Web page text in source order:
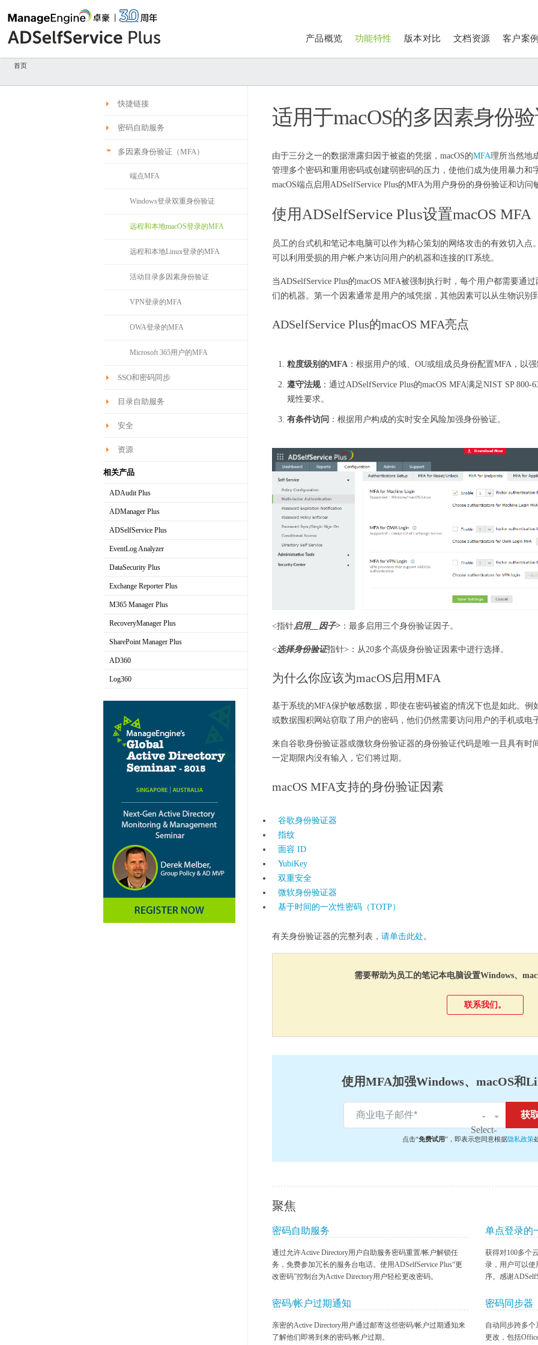
产品概览 功能特性 版本对比 文档资源 客户案例
首页
快捷链接
密码自助服务
多因素身份验证（MFA）
端点MFA
Windows登录双重身份验证
远程和本地macOS登录的MFA
远程和本地Linux登录的MFA
活动目录多因素身份验证
VPN登录的MFA
OWA登录的MFA
Microsoft 365用户的MFA
SSO和密码同步
目录自助服务
安全
资源
相关产品
ADAudit Plus
ADManager Plus
ADSelfService Plus
EventLog Analyzer
DataSecurity Plus
Exchange Reporter Plus
M365 Manager Plus
RecoveryManager Plus
SharePoint Manager Plus
AD360
Log360
适用于macOS的多因素身份验
由于三分之一的数据泄露归因于被盗的凭据，macOS的MFA理所当然地
管理多个密码和重用密码或创建弱密码的压力，使他们成为使用暴力和
macOS端点启用ADSelfService Plus的MFA为用户身份的身份验证和访
使用ADSelfService Plus设置macOS MFA
员工的台式机和笔记本电脑可以作为精心策划的网络攻击的有效切入
可以利用受损的用户帐户来访问用户的机器和连接的IT系统。
当ADSelfService Plus的macOS MFA被强制执行时，每个用户都需要通
们的机器。第一个因素通常是用户的域凭据，其他因素可以从生物识别
ADSelfService Plus的macOS MFA亮点
粒度级别的MFA ：根据用户的域、OU或组成员身份配置MFA，以
遵守法规：通过ADSelfService Plus的macOS MFA满足NIST SP
规性要求。
有条件访问 ：根据用户构成的实时安全风险加强身份验证。
<指针启用__因子> ：最多启用三个身份验证因子。
<选择身份验证指针>：从20多个高级身份验证因素中进行选择。
为什么你应该为macOS启用MFA
基于系统的MFA保护敏感数据，即使在密码被盗的情况下也是如此。
或数据囤积网站窃取了用户的密码，他们仍然需要访问用户的手机或电
来自谷歌身份验证器或微软身份验证器的身份验证代码是唯一且具有时
一定期限内没有输入，它们将过期。
macOS MFA支持的身份验证因素
谷歌身份验证器
指纹
面容 ID
YubiKey
双重安全
微软身份验证器
基于时间的一次性密码（TOTP）
有关身份验证器的完整列表， 请单击此处。
需要帮助为员工的笔记本电脑设置Windows、
联系我们。
使用MFA加强Windows、macOS和
-
Select-
点击“免费试用”，即表示您同意根据隐私政策
聚焦
密码自助服务
通过允许Active Directory用户自助服务密码重置/帐户解锁任
务，免费参加冗长的服务台电话。使用ADSelfService Plus“更
改密码”控制台为Active Directory用户轻松更改密码。
单点登录的
获得对100多个
录，用户可以使
序。感谢
密码/帐户过期通知
亲密的Active Directory用户通过邮寄这些密码/帐户过期通知来
了解他们即将到来的密码/帐户过期。
密码同步器
自动同步跨多个
更改，包括